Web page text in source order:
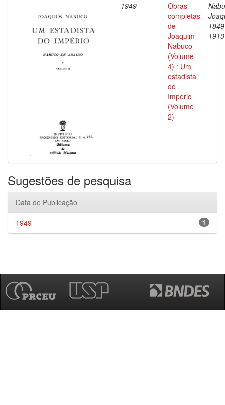
1949
Obras
completas
de
Joaquim
Nabuco
(Volume
4) : Um
estadista
do
Império
(Volume
2)
1910
Sugestões de pesquisa
Data de Publicação
1
1949